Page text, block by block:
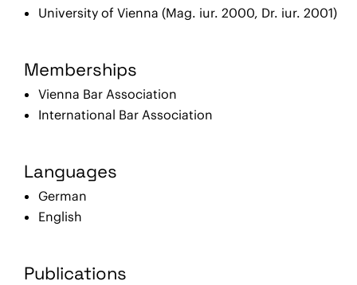
University of Vienna (Mag. iur. 2000, Dr. iur. 2001)
Memberships
Vienna Bar Association
International Bar Association
Languages
German
English
Publications